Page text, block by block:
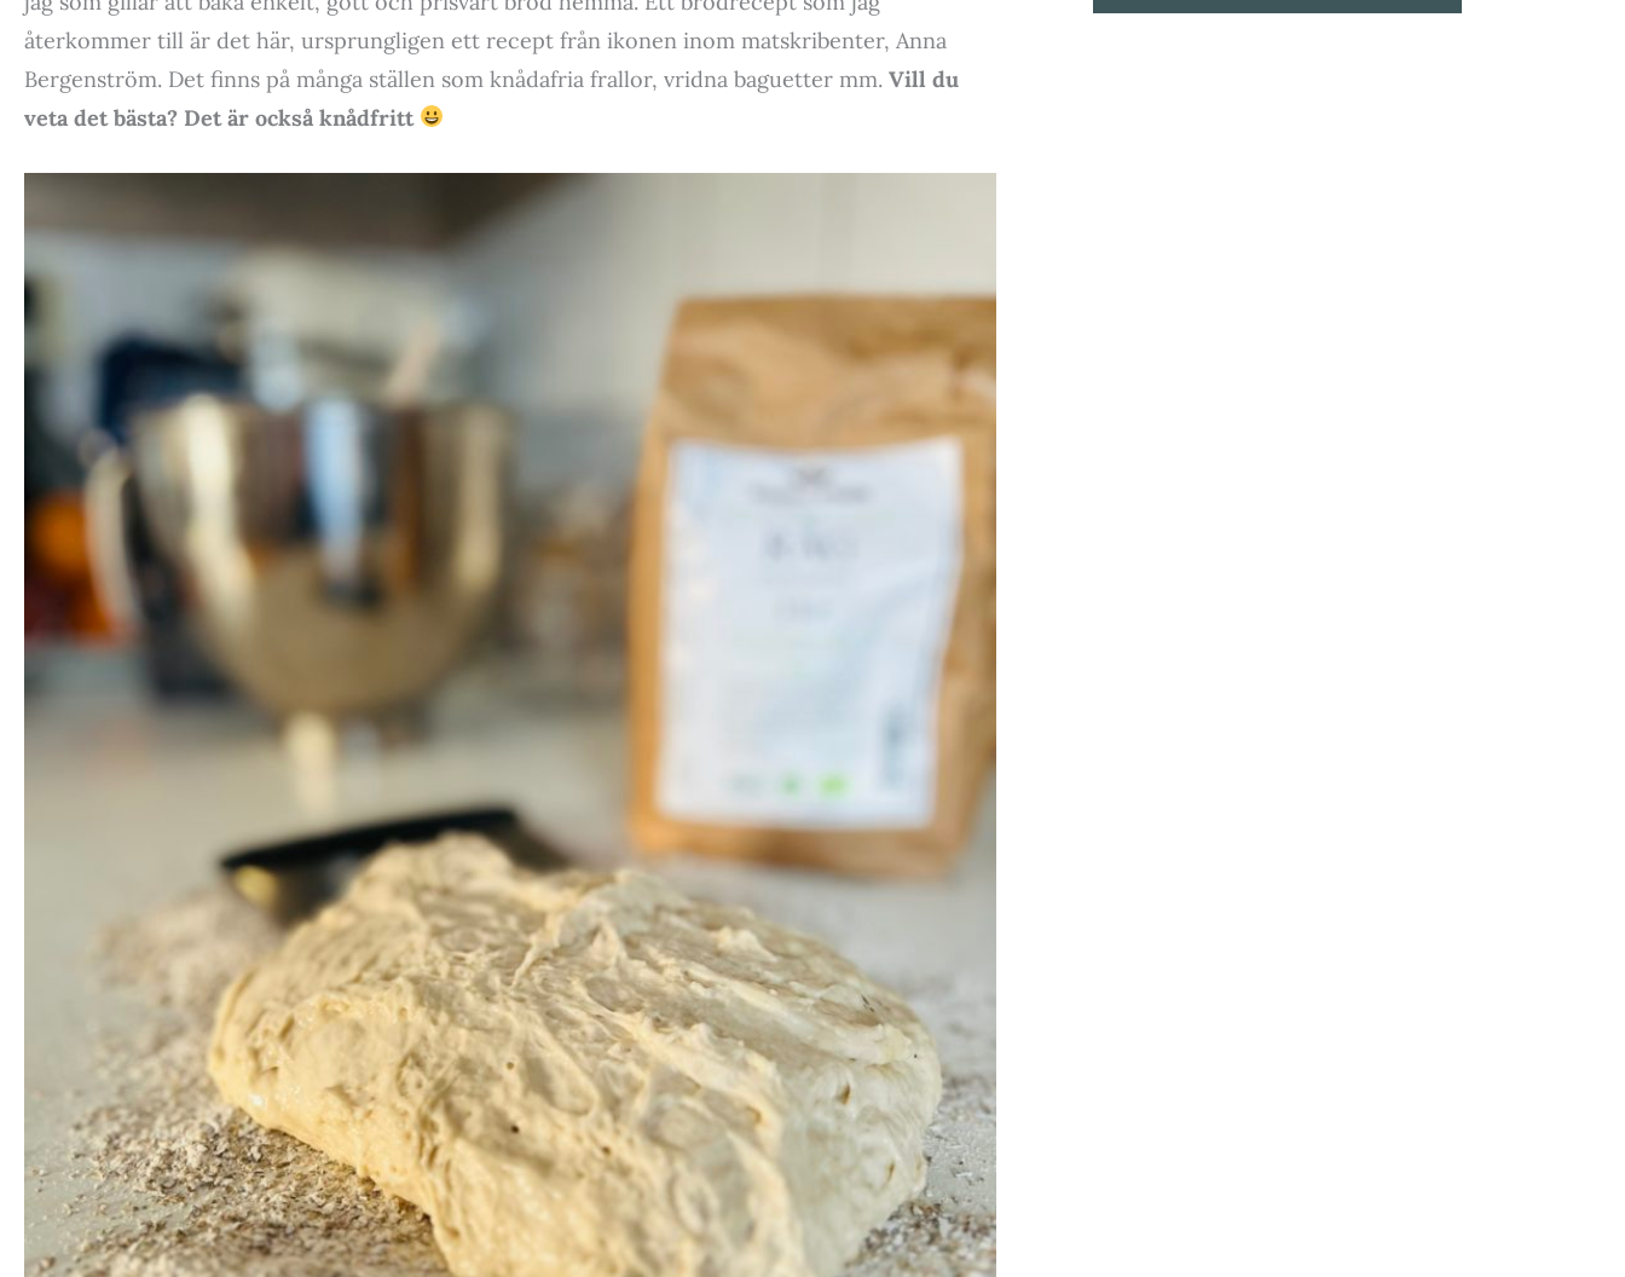
återkommer till är det här, ursprungligen ett recept från ikonen inom matskribenter, Anna
Bergenström. Det finns på många ställen som knådafria frallor, vridna baguetter mm. Vill du
veta det bästa? Det är också knådfritt